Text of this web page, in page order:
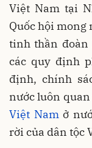
Việt Nam tại
Quốc hội mong
tinh thần đoàn
các quy định
định, chính
nước luôn
Việt Namở
rời của dân tộc